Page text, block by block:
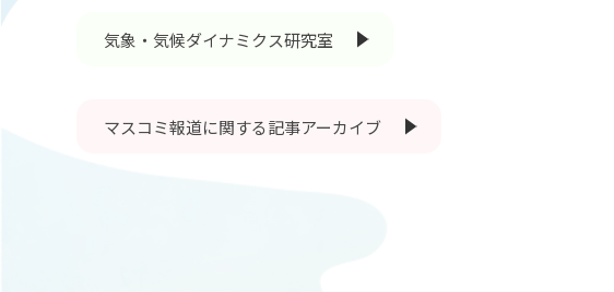
気象・気候ダイナミクス研究室
マスコミ報道に関する記事アーカイブ